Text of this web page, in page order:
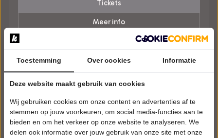
Tickets
Meer info
Toestemming Over cookies Informatie
Deze website maakt gebruik van cookies
Wij gebruiken cookies om onze content en advertenties af te
stemmen op jouw voorkeuren, om social media-functies aan te
bieden en om het verkeer op onze website te analyseren. We
delen ook informatie over jouw gebruik van onze site met onze